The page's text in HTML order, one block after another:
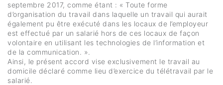
septembre 2017, comme étant : « Toute forme
d’organisation du travail dans laquelle un travail qui aurait
également pu être exécuté dans les locaux de l’employeur
est effectué par un salarié hors de ces locaux de façon
volontaire en utilisant les technologies de l’information et
de la communication. ».
Ainsi, le présent accord vise exclusivement le travail au
domicile déclaré comme lieu d’exercice du télétravail par le
salarié.